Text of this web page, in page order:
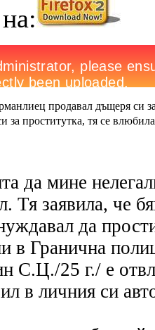
продавал дъщеря си
за проститутка, тя се
да мине
Тя заявила, че
да
в Гранична
С.Ц./25 г./ е
в личния си